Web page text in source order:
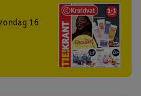
16